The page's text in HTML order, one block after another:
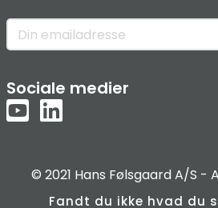
Sociale medier
© 2021 Hans Følsgaard A/S -
Fandt du ikke hvad du